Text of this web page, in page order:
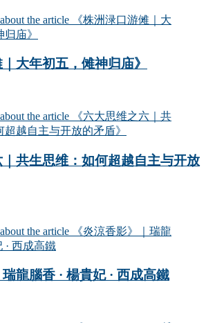
大年初五，傩神归庙》
｜共生思维：如何超越自主与开放
瑞龍腦香 · 楊貴妃 · 西成高鐵